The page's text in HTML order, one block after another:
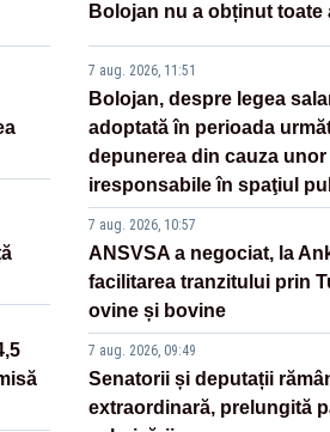
Bolojan nu a obținut toate
7 aug. 2026, 11:51
Bolojan, despre legea
adoptată în perioada
depunerea din cauza
iresponsabile în spaţiul
7 aug. 2026, 10:57
ANSVSA a negociat, la
facilitarea tranzitului prin
ovine și bovine
7 aug. 2026, 09:49
Senatorii și deputații
extraordinară, prelungită